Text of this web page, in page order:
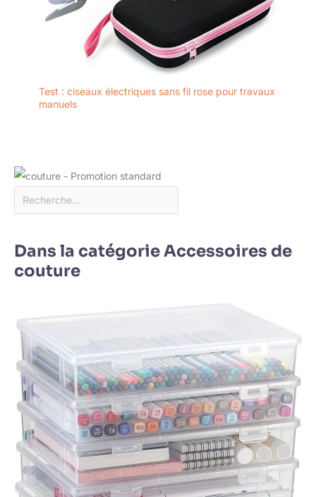
Test : ciseaux électriques sans fil rose pour travaux
manuels
Dans la catégorie Accessoires de
couture